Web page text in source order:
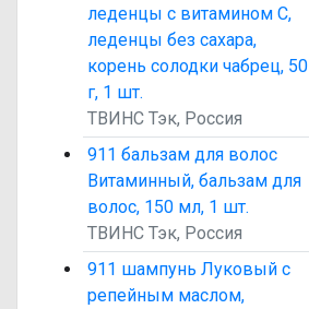
леденцы с витамином C,
леденцы без сахара,
корень солодки чабрец, 50
г, 1 шт.
ТВИНС Тэк, Россия
911 бальзам для волос
Витаминный, бальзам для
волос, 150 мл, 1 шт.
ТВИНС Тэк, Россия
911 шампунь Луковый с
репейным маслом,